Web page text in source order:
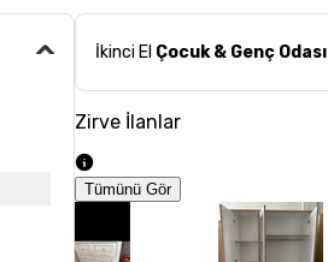
İkinci El Çocuk & Genç Odası
Zirve İlanlar
Tümünü Gör